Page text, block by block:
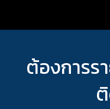
ต้องการร